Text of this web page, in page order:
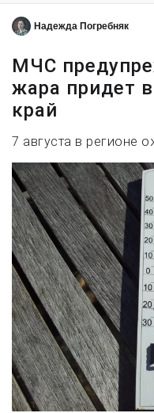
Надежда Погребняк
МЧС
жара придет
край
7 августа в регионе